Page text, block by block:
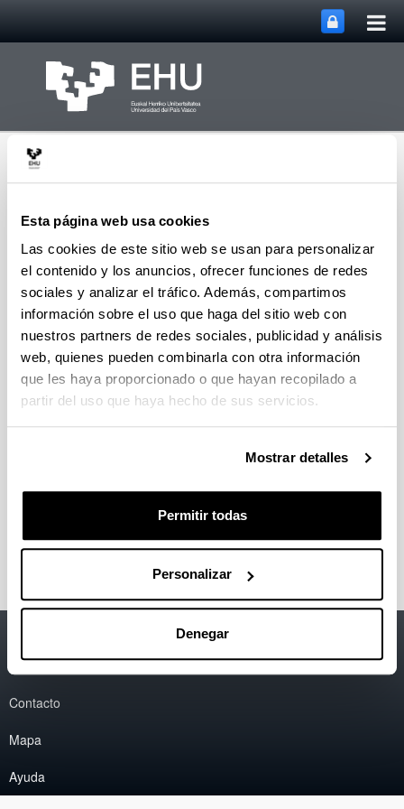
Esta página web usa cookies
Las cookies de este sitio web se usan para personalizar
el contenido y los anuncios, ofrecer funciones de redes
sociales y analizar el tráfico. Además, compartimos
información sobre el uso que haga del sitio web con
nuestros partners de redes sociales, publicidad y análisis
web, quienes pueden combinarla con otra información
que les haya proporcionado o que hayan recopilado a
partir del uso que haya hecho de sus servicios.
Mostrar detalles
Permitir todas
Personalizar
Denegar
Centro Internacional de
Investigación DMS
MenúAbrir/cerrar
Mapa del sitio
Centro Internacional de Investigación DMS
El centro
Consejo de Dirección
Enlaces de interés
Información legal
Contacto
Mapa
Ayuda